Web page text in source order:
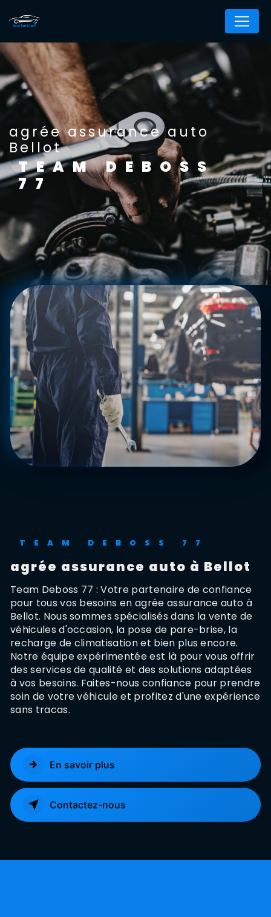
agrée assurance auto
Bellot
TEAM DEBOSS
77
TEAM DEBOSS 77
agrée assurance auto à Bellot
Team Deboss 77 : Votre partenaire de confiance
pour tous vos besoins en agrée assurance auto à
Bellot. Nous sommes spécialisés dans la vente de
véhicules d'occasion, la pose de pare-brise, la
recharge de climatisation et bien plus encore.
Notre équipe expérimentée est là pour vous offrir
des services de qualité et des solutions adaptées
à vos besoins. Faites-nous confiance pour prendre
soin de votre véhicule et profitez d'une expérience
sans tracas.
En savoir plus
Contactez-nous